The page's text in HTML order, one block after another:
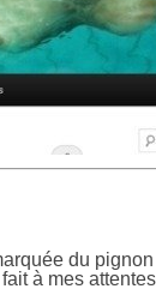
du
à mes